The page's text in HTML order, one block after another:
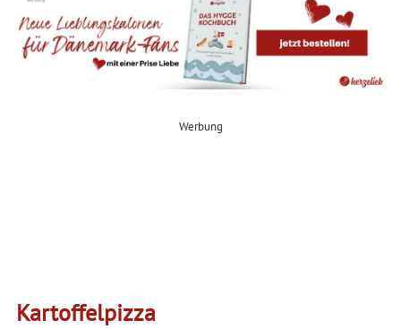
Werbung
Kartoffelpizza